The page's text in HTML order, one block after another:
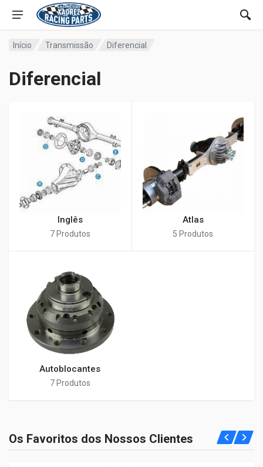
Início Transmissão Diferencial
Diferencial
Inglês
7 Produtos
Atlas
5 Produtos
Autoblocantes
7 Produtos
Os Favoritos dos Nossos Clientes